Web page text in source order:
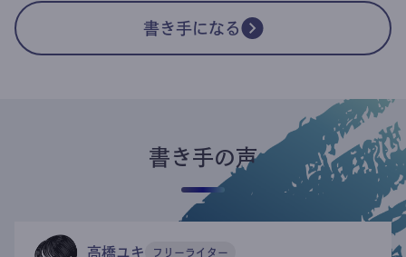
書き手になる
書き手の声
高橋ユキ フリーライター